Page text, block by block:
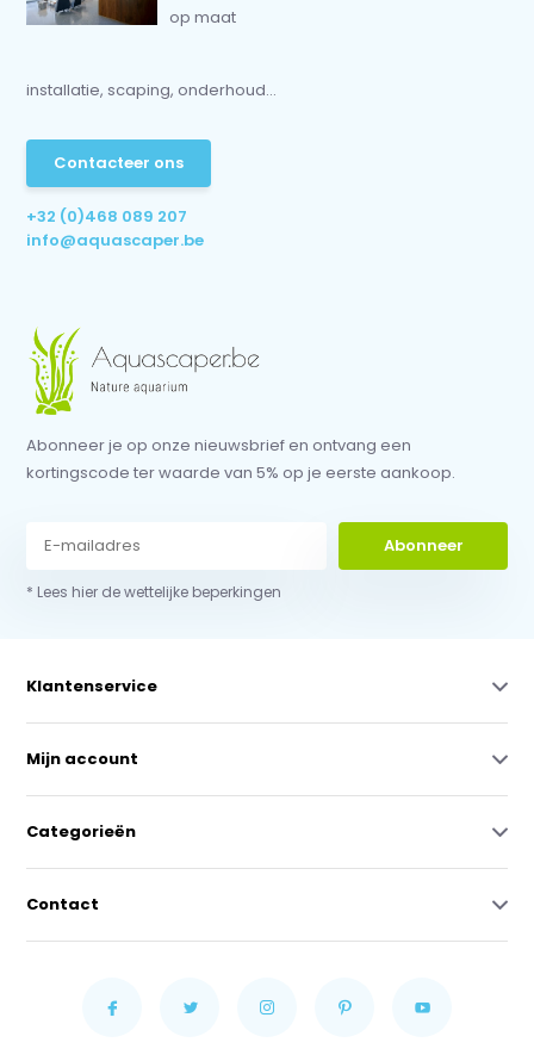
op maat
installatie, scaping, onderhoud...
Contacteer ons
+32 (0)468 089 207
info@aquascaper.be
Abonneer je op onze nieuwsbrief en ontvang een
kortingscode ter waarde van 5% op je eerste aankoop.
Abonneer
* Lees hier de wettelijke beperkingen
Klantenservice
Mijn account
Categorieën
Contact